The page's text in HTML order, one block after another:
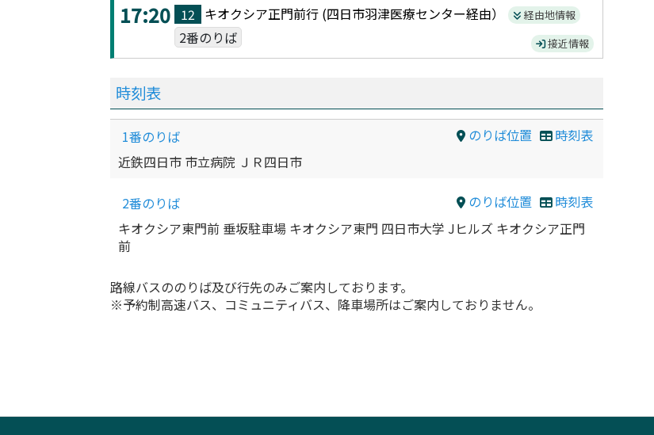
17:20 12 キオクシア正門前行 (四日市羽津医療センター経由） 経由地情報
2番のりば 接近情報
時刻表
のりば位置 時刻表
1番のりば
近鉄四日市 市立病院 ＪＲ四日市
のりば位置 時刻表
2番のりば
キオクシア東門前 垂坂駐車場 キオクシア東門 四日市大学 Jヒルズ キオクシア正門
前
路線バスののりば及び行先のみご案内しております。
※予約制高速バス、コミュニティバス、降車場所はご案内しておりません。